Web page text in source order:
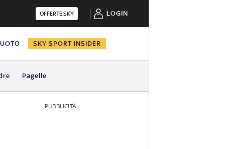
OFFERTE SKY LOGIN
SKY SPORT INSIDER
Pagelle
PUBBLICITÀ